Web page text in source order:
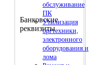
обслуживание
ПК
Утилизация
оргтехники,
электронного
оборудования и
лома
Банковские
реквизиты